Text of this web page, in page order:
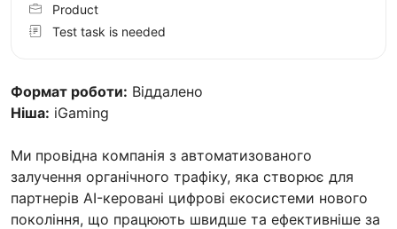
Формат роботи: Віддалено
Ніша: iGaming
Ми провідна компанія з автоматизованого
залучення органічного трафіку, яка створює для
партнерів AI-керовані цифрові екосистеми нового
покоління, що працюють швидше та ефективніше за
Product
Test task is needed